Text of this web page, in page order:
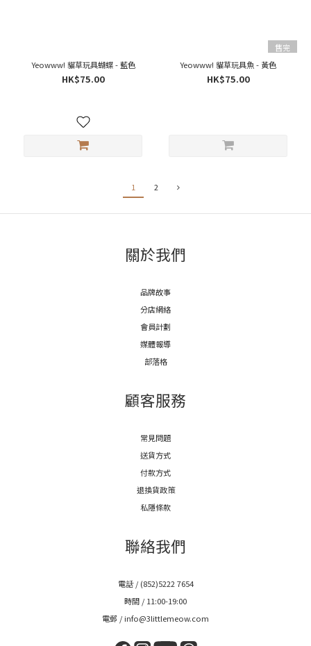
Yeowww! 貓草玩具蝴蝶 - 藍色
HK$75.00
售完
Yeowww! 貓草玩具魚 - 黃色
HK$75.00
1 2
關於我們
品牌故事
分店網絡
會員計劃
媒體報導
部落格
顧客服務
常見問題
送貨方式
付款方式
退換貨政策
私隱條款
聯絡我們
電話 / (852)5222 7654
時間 / 11:00-19:00
電郵 / info@3littlemeow.com